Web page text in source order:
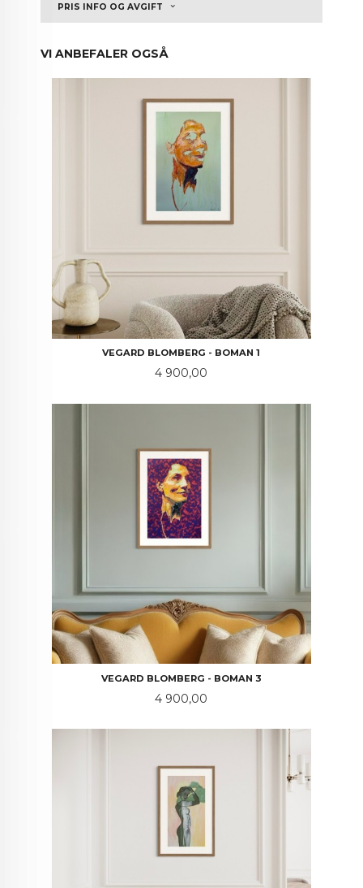
PRIS INFO OG AVGIFT
VI ANBEFALER OGSÅ
VEGARD BLOMBERG - BOMAN 1
Pris
4 900,00
VEGARD BLOMBERG - BOMAN 3
Pris
4 900,00